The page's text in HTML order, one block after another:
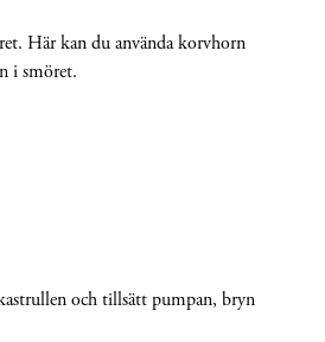
Här kan du använda korvhorn
i smöret.
och tillsätt pumpan, bryn